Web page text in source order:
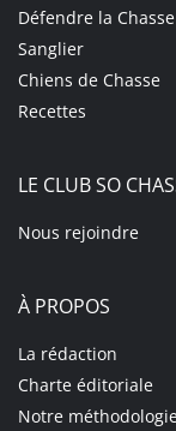
Défendre la Chasse
Sanglier
Chiens de Chasse
Recettes
LE CLUB SO
Nous rejoindre
À PROPOS
La rédaction
Charte éditoriale
Notre